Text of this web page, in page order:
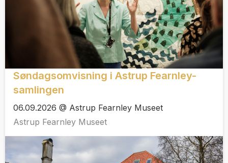
Søndagsomvisning i Astrup Fearnley-
samlingen
06.09.2026 @ Astrup Fearnley Museet
Astrup Fearnley Museet